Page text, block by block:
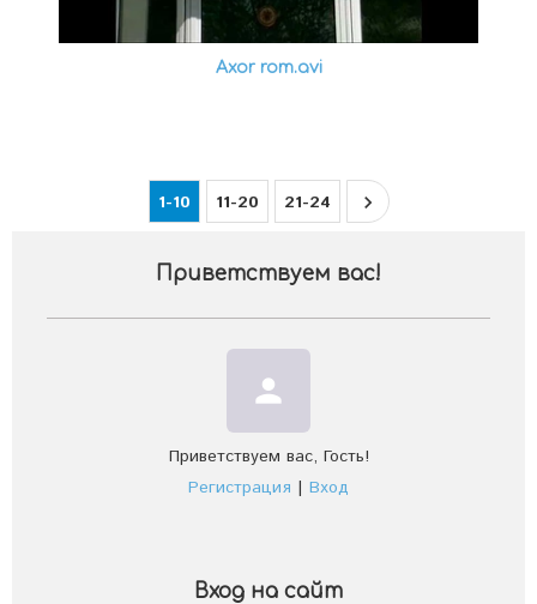
Axor rom.avi
1-10 11-20 21-24
Приветствуем вас!
person
Приветствуем вас, Гость!
Регистрация | Вход
Вход на сайт